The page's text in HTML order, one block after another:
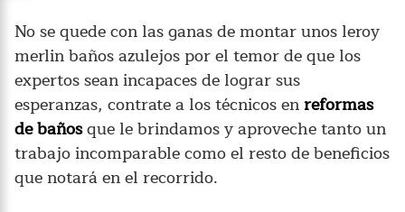
No se quede con las ganas de montar unos leroy
merlin baños azulejos por el temor de que los
expertos sean incapaces de lograr sus
esperanzas, contrate a los técnicos enreformas
de bañosque le brindamos y aproveche tanto un
trabajo incomparable como el resto de beneficios
que notará en el recorrido.